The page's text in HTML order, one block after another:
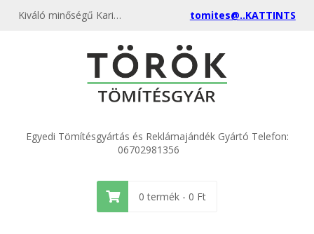
Kiváló minőségű Karima tömítés DN 32 Grafit SP tűnyársas 450°C 32x78x2,0mm kedvező áron, egyenest a gyártótól, rendeld meg most és csatlakozz a több ezer elégedett vásárlóhoz. tomites@..KATTINTS
Egyedi Tömítésgyártás és Reklámajándék Gyártó Telefon:
06702981356
0 termék - 0 Ft